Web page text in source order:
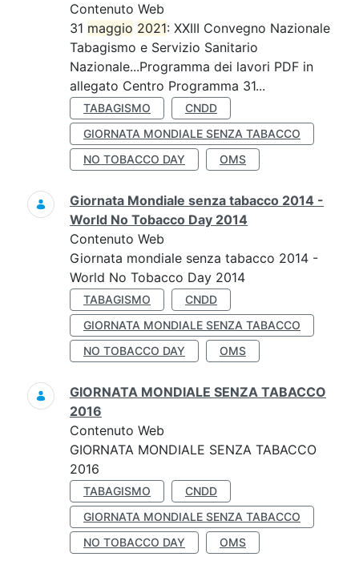
Contenuto Web
31 maggio 2021: XXIII Convegno Nazionale
Tabagismo e Servizio Sanitario
Nazionale...Programma dei lavori PDF in
allegato Centro Programma 31...
TABAGISMO
CNDD
GIORNATA MONDIALE SENZA TABACCO
NO TOBACCO DAY
OMS
Giornata Mondiale senza tabacco 2014 -
World No Tobacco Day 2014
Contenuto Web
Giornata mondiale senza tabacco 2014 -
World No Tobacco Day 2014
TABAGISMO
CNDD
GIORNATA MONDIALE SENZA TABACCO
NO TOBACCO DAY
OMS
GIORNATA MONDIALE SENZA TABACCO
2016
Contenuto Web
GIORNATA MONDIALE SENZA TABACCO
2016
TABAGISMO
CNDD
GIORNATA MONDIALE SENZA TABACCO
NO TOBACCO DAY
OMS